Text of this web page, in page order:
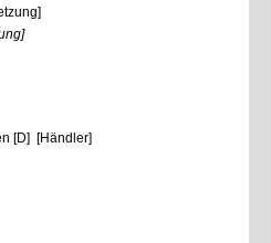
[D] [Händler]